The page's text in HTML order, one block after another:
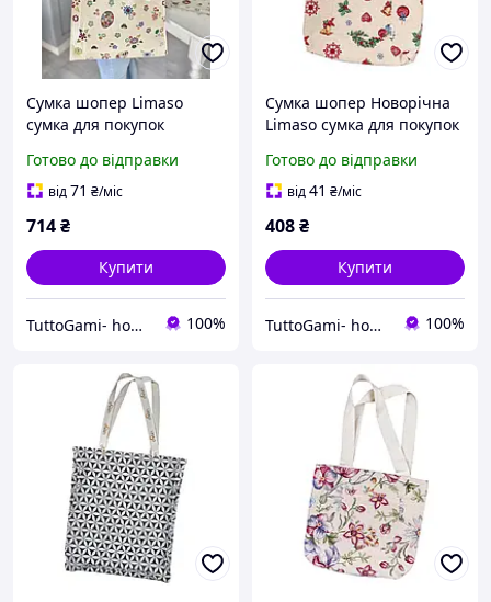
Сумка шопер Limaso
сумка для покупок
Готово до відправки
від71 ₴/міс
714₴
Купити
TuttoGami- home textiles 100%
Сумка шопер Новорічна
Limaso сумка для покупок
Готово до відправки
від41 ₴/міс
408₴
Купити
TuttoGami- home textiles 100%